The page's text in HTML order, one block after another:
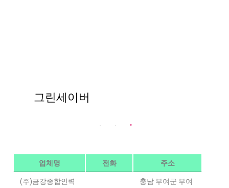
그린세이버
업체명 전화 주소
(주)금강종합인력
충남 부여군 부여